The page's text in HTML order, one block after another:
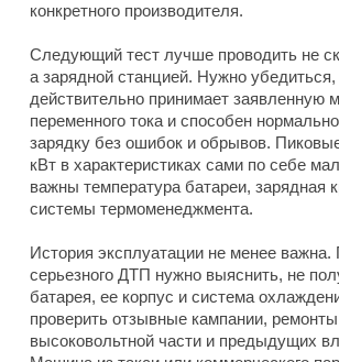
конкретного производителя.
Следующий тест лучше проводить не
а зарядной станцией. Нужно
действительно принимает заявленную
переменного тока и способен
зарядку без ошибок и обрывов.
кВт в характеристиках сами по себе
важны температура батареи, зарядная
системы термоменеджмента.
История эксплуатации не менее важна.
серьезного ДТП нужно выяснить, не
батарея, ее корпус и система
проверить отзывные кампании, ремонты
высоковольтной части и предыдущих